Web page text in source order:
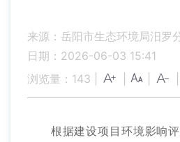
来源：岳阳市生态环境局汨罗
日期：2026-06-03 15:41
浏览量： 143
根据建设项目环境影响评